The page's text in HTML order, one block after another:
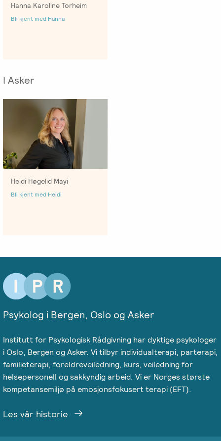
Hanna Karoline Torheim
Bli kjent med Hanna
I Asker
Heidi Høgelid Mayi
Bli kjent med Heidi
Psykolog i Bergen, Oslo og Asker
Institutt for Psykologisk Rådgivning har dyktige psykologer
i Oslo, Bergen og Asker. Vi tilbyr individualterapi, parterapi,
familieterapi, foreldreveiledning, kurs, veiledning for
helsepersonell og sakkyndig arbeid. Vi er Norges største
kompetansemiljø på emosjonsfokusert terapi (EFT).
Les vår historie